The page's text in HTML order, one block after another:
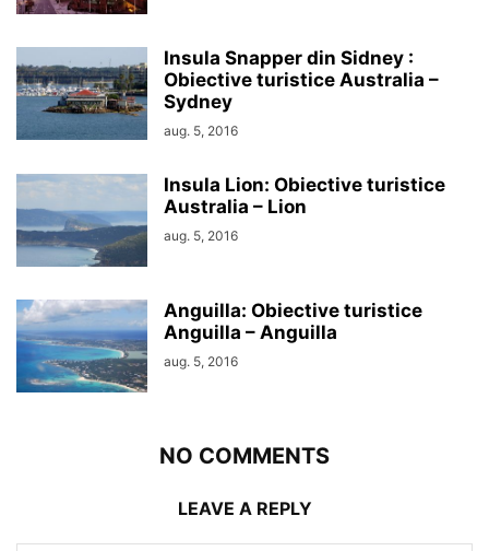
Insula Snapper din Sidney :
Obiective turistice Australia –
Sydney
aug. 5, 2016
Insula Lion: Obiective turistice
Australia – Lion
aug. 5, 2016
Anguilla: Obiective turistice
Anguilla – Anguilla
aug. 5, 2016
NO COMMENTS
LEAVE A REPLY